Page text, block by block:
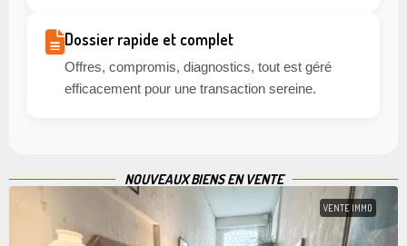
Dossier rapide et complet
Offres, compromis, diagnostics, tout est géré
efficacement pour une transaction sereine.
NOUVEAUX BIENS EN VENTE
VENTE IMMO